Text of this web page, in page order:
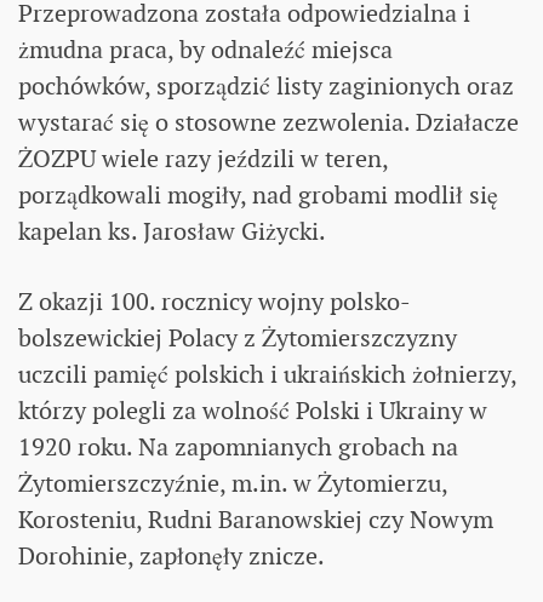
Przeprowadzona została odpowiedzialna i
żmudna praca, by odnaleźć miejsca
pochówków, sporządzić listy zaginionych oraz
wystarać się o stosowne zezwolenia. Działacze
ŻOZPU wiele razy jeździli w teren,
porządkowali mogiły, nad grobami modlił się
kapelan ks. Jarosław Giżycki.
Z okazji 100. rocznicy wojny polsko-
bolszewickiej Polacy z Żytomierszczyzny
uczcili pamięć polskich i ukraińskich żołnierzy,
którzy polegli za wolność Polski i Ukrainy w
1920 roku. Na zapomnianych grobach na
Żytomierszczyźnie, m.in. w Żytomierzu,
Korosteniu, Rudni Baranowskiej czy Nowym
Dorohinie, zapłonęły znicze.